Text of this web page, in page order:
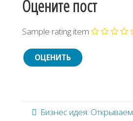
Оцените пост
Sample rating item
Бизнес идея: Открываем